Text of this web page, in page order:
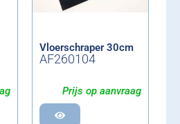
Vloerschraper 30cm
AF260104
Prijs op aanvraag